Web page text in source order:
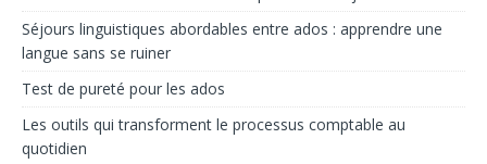
Séjours linguistiques abordables entre ados : apprendre une
langue sans se ruiner
Test de pureté pour les ados
Les outils qui transforment le processus comptable au
quotidien